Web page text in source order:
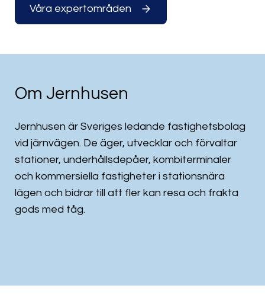
Våra expertområden
Om Jernhusen
Jernhusen är Sveriges ledande fastighetsbolag
vid järnvägen. De äger, utvecklar och förvaltar
stationer, underhållsdepåer, kombiterminaler
och kommersiella fastigheter i stationsnära
lägen och bidrar till att fler kan resa och frakta
gods med tåg.